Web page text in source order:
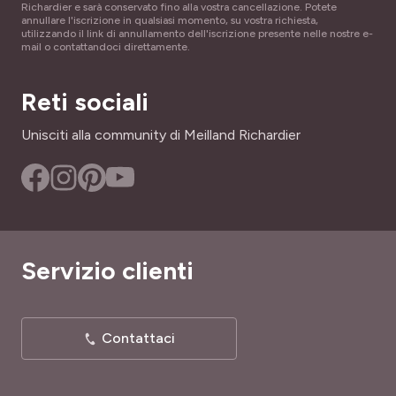
Richardier e sarà conservato fino alla vostra cancellazione. Potete
annullare l'iscrizione in qualsiasi momento, su vostra richiesta,
utilizzando il link di annullamento dell'iscrizione presente nelle nostre e-
mail o contattandoci direttamente.
Reti sociali
Unisciti alla community di Meilland Richardier
Servizio clienti
Contattaci